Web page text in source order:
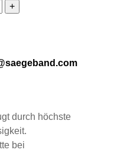
Allround Sägeband
+
durch höchste
bei